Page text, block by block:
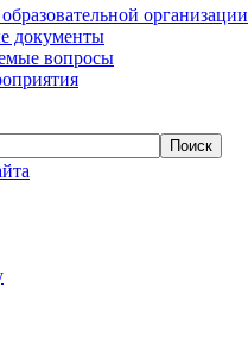
организации
документы
вопросы